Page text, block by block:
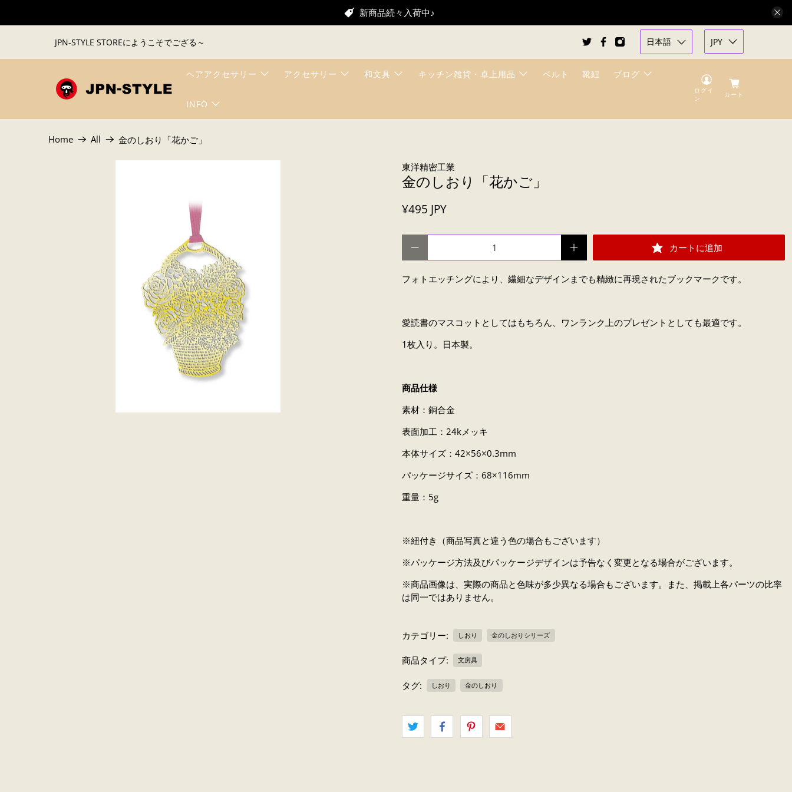
新商品続々入荷中♪
JPN-STYLE STOREにようこそでござる～ 日本語 JPY
ヘアアクセサリー アクセサリー 和文具 キッチン雑貨・卓上用品 ベルト 靴紐 ブログ
INFO
ログイ
ン
カート
Home All 金のしおり「花かご」
東洋精密工業
金のしおり「花かご」
¥495 JPY
カートに追加
フォトエッチングにより、繊細なデザインまでも精緻に再現されたブックマークです。
愛読書のマスコットとしてはもちろん、ワンランク上のプレゼントとしても最適です。
1枚入り。日本製。
商品仕様
素材：銅合金
表面加工：24kメッキ
本体サイズ：42×56×0.3mm
パッケージサイズ：68×116mm
重量：5g
※紐付き（商品写真と違う色の場合もございます）
※パッケージ方法及びパッケージデザインは予告なく変更となる場合がございます。
※商品画像は、実際の商品と色味が多少異なる場合もございます。また、掲載上各パーツの比率
は同一ではありません。
カテゴリー: しおり 金のしおりシリーズ
商品タイプ: 文房具
タグ: しおり 金のしおり